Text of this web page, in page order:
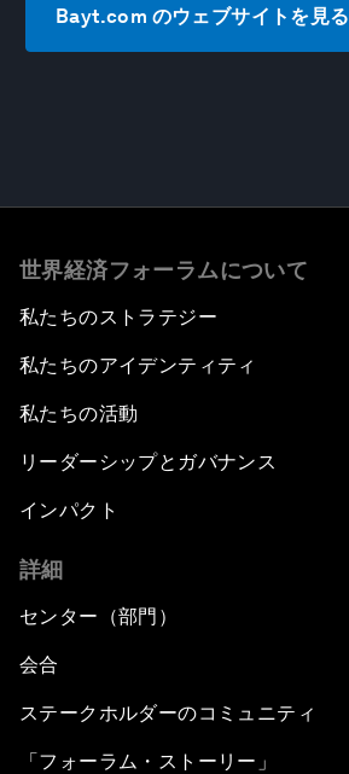
Bayt.com のウェブサイトを見る
世界経済フォーラムについて
私たちのストラテジー
私たちのアイデンティティ
私たちの活動
リーダーシップとガバナンス
インパクト
詳細
センター（部門）
会合
ステークホルダーのコミュニティ
「フォーラム・ストーリー」